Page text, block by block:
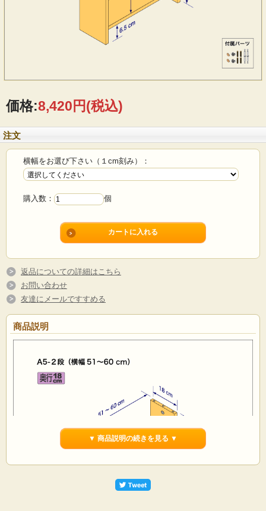
価格:8,420円(税込)
注文
横幅をお選び下さい（１cm刻み）：
購入数： 個
返品についての詳細はこちら
お問い合わせ
友達にメールですすめる
商品説明
▼ 商品説明の続きを見る ▼